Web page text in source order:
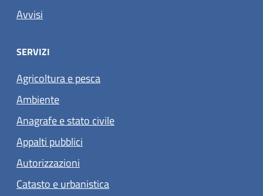
Avvisi
SERVIZI
Agricoltura e pesca
Ambiente
Anagrafe e stato civile
Appalti pubblici
Autorizzazioni
Catasto e urbanistica